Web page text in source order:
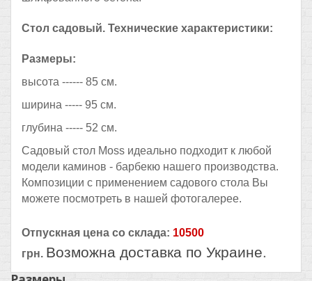
Стол садовый. Технические характеристики:
Размеры:
высота ------ 85 см.
ширина ----- 95 см.
глубина ----- 52 см.
Садовый стол Moss идеально подходит к любой
модели каминов - барбекю нашего производства.
Композиции с применением садового стола Вы
можете посмотреть в нашей фотогалерее.
Отпускная цена со склада: 10500
грн. Возможна доставка по Украине.